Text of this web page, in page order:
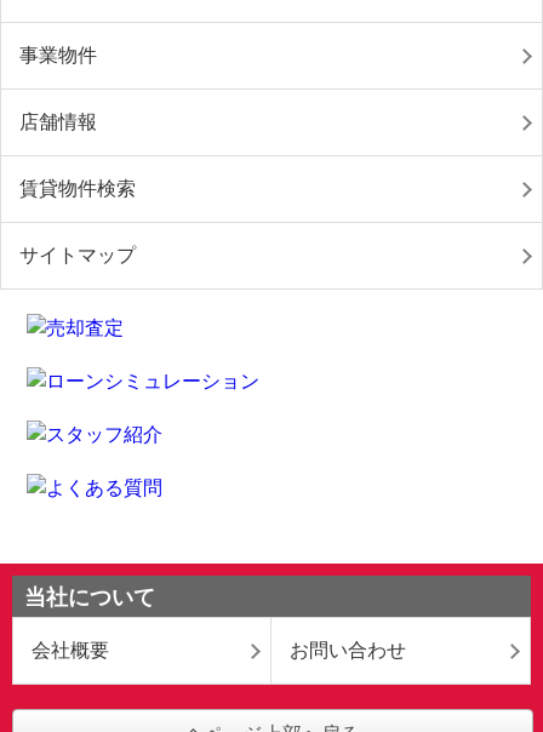
事業物件
店舗情報
賃貸物件検索
サイトマップ
当社について
会社概要 お問い合わせ